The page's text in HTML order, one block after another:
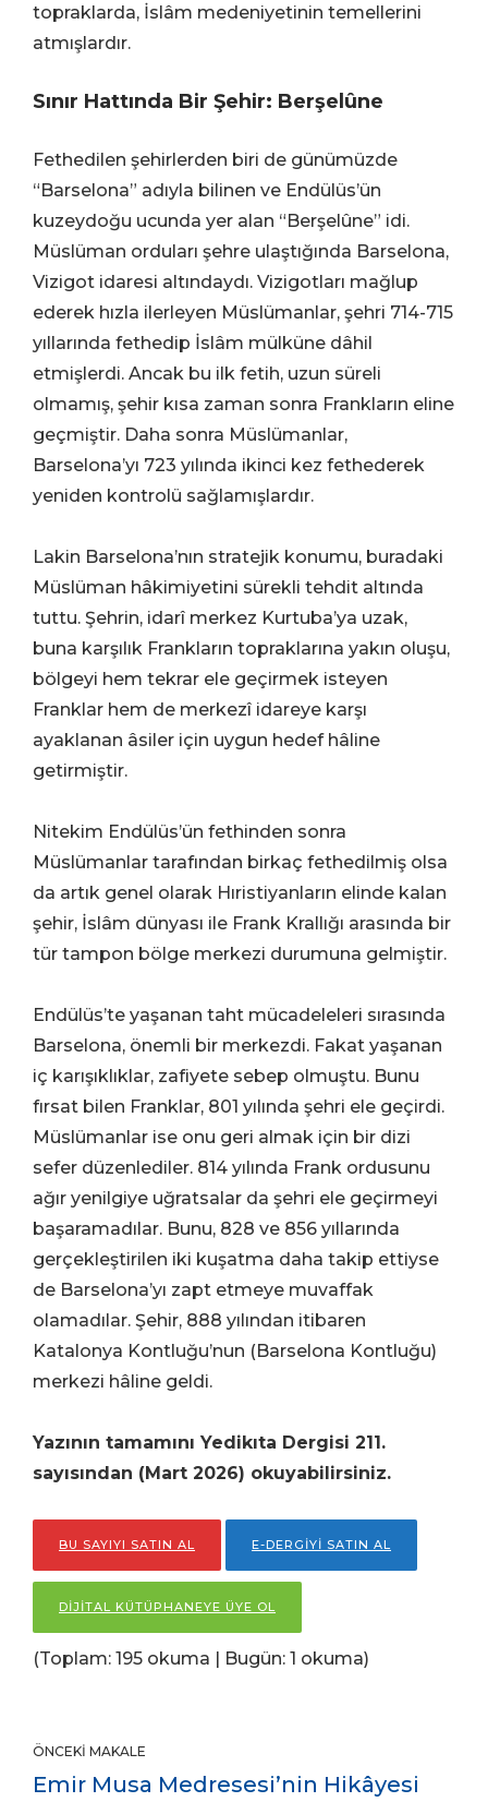
topraklarda, İslâm medeniyetinin temellerini
atmışlardır.
Sınır Hattında Bir Şehir: Berşelûne
Fethedilen şehirlerden biri de günümüzde
“Barselona” adıyla bilinen ve Endülüs’ün
kuzeydoğu ucunda yer alan “Berşelûne” idi.
Müslüman orduları şehre ulaştığında Barselona,
Vizigot idaresi altındaydı. Vizigotları mağlup
ederek hızla ilerleyen Müslümanlar, şehri 714-715
yıllarında fethedip İslâm mülküne dâhil
etmişlerdi. Ancak bu ilk fetih, uzun süreli
olmamış, şehir kısa zaman sonra Frankların eline
geçmiştir. Daha sonra Müslümanlar,
Barselona’yı 723 yılında ikinci kez fethederek
yeniden kontrolü sağlamışlardır.
Lakin Barselona’nın stratejik konumu, buradaki
Müslüman hâkimiyetini sürekli tehdit altında
tuttu. Şehrin, idarî merkez Kurtuba’ya uzak,
buna karşılık Frankların topraklarına yakın oluşu,
bölgeyi hem tekrar ele geçirmek isteyen
Franklar hem de merkezî idareye karşı
ayaklanan âsiler için uygun hedef hâline
getirmiştir.
Nitekim Endülüs’ün fethinden sonra
Müslümanlar tarafından birkaç fethedilmiş olsa
da artık genel olarak Hıristiyanların elinde kalan
şehir, İslâm dünyası ile Frank Krallığı arasında bir
tür tampon bölge merkezi durumuna gelmiştir.
Endülüs’te yaşanan taht mücadeleleri sırasında
Barselona, önemli bir merkezdi. Fakat yaşanan
iç karışıklıklar, zafiyete sebep olmuştu. Bunu
fırsat bilen Franklar, 801 yılında şehri ele geçirdi.
Müslümanlar ise onu geri almak için bir dizi
sefer düzenlediler. 814 yılında Frank ordusunu
ağır yenilgiye uğratsalar da şehri ele geçirmeyi
başaramadılar. Bunu, 828 ve 856 yıllarında
gerçekleştirilen iki kuşatma daha takip ettiyse
de Barselona’yı zapt etmeye muvaffak
olamadılar. Şehir, 888 yılından itibaren
Katalonya Kontluğu’nun (Barselona Kontluğu)
merkezi hâline geldi.
Yazının tamamını Yedikıta Dergisi 211.
sayısından (Mart 2026) okuyabilirsiniz.
BU SAYIYI SATIN AL E-DERGİYİ SATIN AL
DİJİTAL KÜTÜPHANEYE ÜYE OL
(Toplam: 195 okuma | Bugün: 1 okuma)
ÖNCEKI MAKALE
Emir Musa Medresesi’nin Hikâyesi